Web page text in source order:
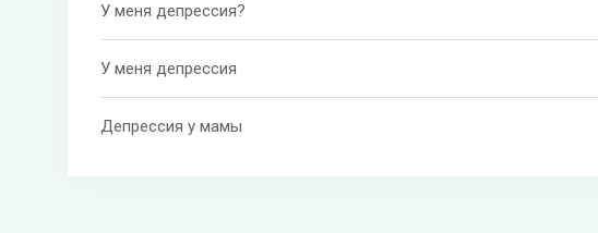
У меня депрессия?
У меня депрессия
Депрессия у мамы